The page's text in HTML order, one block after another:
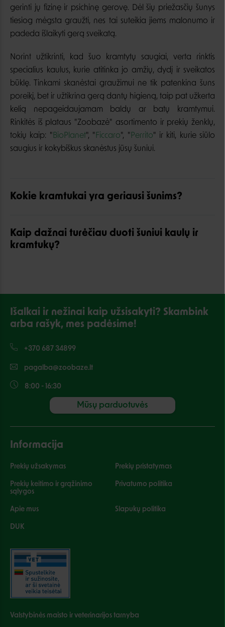
gerinti jų fizinę ir psichinę gerovę. Dėl šių priežasčių šunys
tiesiog mėgsta graužti, nes tai suteikia jiems malonumo ir
padeda išlaikyti gerą sveikatą.
Norint užtikrinti, kad šuo kramtytų saugiai, verta rinktis
specialius kaulus, kurie atitinka jo amžių, dydį ir sveikatos
būklę. Tinkami skanėstai graužimui ne tik patenkina šuns
poreikį, bet ir užtikrina gerą dantų higieną, taip pat užkerta
kelią nepageidaujamam baldų ar batų kramtymui.
Rinkitės iš plataus "Zoobazė" asortimento ir prekių ženklų,
tokių kaip: "BioPlanet", "Ficcaro", "Perrito" ir kiti, kurie siūlo
saugius ir kokybiškus skanėstus jūsų šuniui.
Kokie kramtukai yra geriausi šunims?
Kaip dažnai turėčiau duoti šuniui kaulų ir
kramtukų?
Išalkai ir nežinai kaip užsisakyti? Skambink
arba rašyk, mes padėsime!
+370 687 34899
pagalba@zoobaze.lt
8:00 - 16:30
Mūsų parduotuvės
Informacija
Prekių užsakymas Prekių pristatymas
Prekių keitimo ir grąžinimo
sąlygos
Privatumo politika
Apie mus Slapukų politika
DUK
Valstybinės maisto ir veterinarijos tarnyba